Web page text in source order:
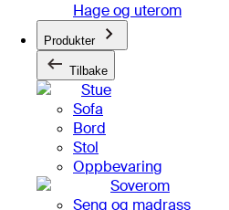
Hage og uterom
Produkter
Tilbake
Stue
Sofa
Bord
Stol
Oppbevaring
Soverom
Seng og madrass